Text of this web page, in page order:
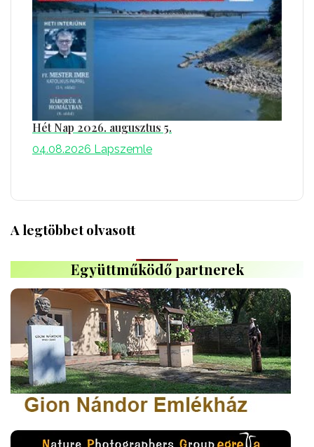
Hét Nap 2026. augusztus 5.
04.08.2026 Lapszemle
A legtöbbet olvasott
Együttműködő partnerek